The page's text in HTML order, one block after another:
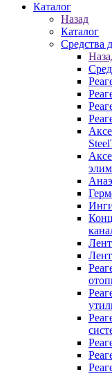
Каталог
Назад
Каталог
Средства